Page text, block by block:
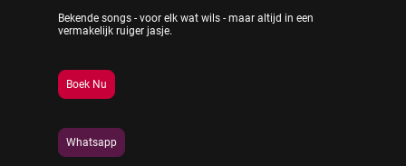
Bekende songs - voor elk wat wils - maar altijd in een
vermakelijk ruiger jasje.
Boek Nu
Whatsapp